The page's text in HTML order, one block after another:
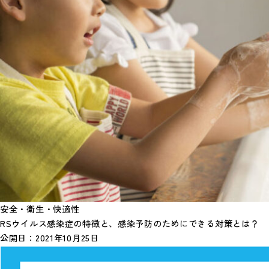
安全・衛生・快適性
RSウイルス感染症の特徴と、感染予防のためにできる対策とは？
公開日： 2021年10月25日